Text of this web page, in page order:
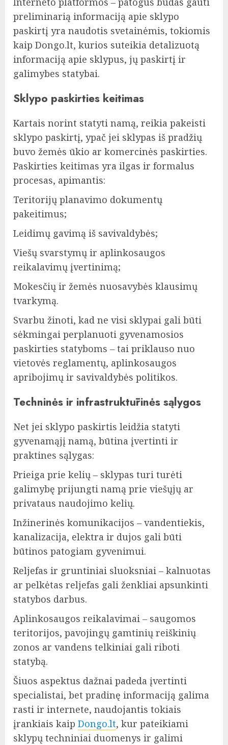
preliminarią informaciją apie sklypo
paskirtį yra naudotis svetainėmis, tokiomis
kaip Dongo.lt, kurios suteikia detalizuotą
informaciją apie sklypus, jų paskirtį ir
galimybes statybai.
Sklypo paskirties keitimas
Kartais norint statyti namą, reikia pakeisti
sklypo paskirtį, ypač jei sklypas iš pradžių
buvo žemės ūkio ar komercinės paskirties.
Paskirties keitimas yra ilgas ir formalus
procesas, apimantis:
Teritorijų planavimo dokumentų
pakeitimus;
Leidimų gavimą iš savivaldybės;
Viešų svarstymų ir aplinkosaugos
reikalavimų įvertinimą;
Mokesčių ir žemės nuosavybės klausimų
tvarkymą.
Svarbu žinoti, kad ne visi sklypai gali būti
sėkmingai perplanuoti gyvenamosios
paskirties statyboms – tai priklauso nuo
vietovės reglamentų, aplinkosaugos
apribojimų ir savivaldybės politikos.
Techninės ir infrastruktūrinės sąlygos
Net jei sklypo paskirtis leidžia statyti
gyvenamąjį namą, būtina įvertinti ir
praktines sąlygas:
Prieiga prie kelių – sklypas turi turėti
galimybę prijungti namą prie viešųjų ar
privataus naudojimo kelių.
Inžinerinės komunikacijos – vandentiekis,
kanalizacija, elektra ir dujos gali būti
būtinos patogiam gyvenimui.
Reljefas ir gruntiniai sluoksniai – kalnuotas
ar pelkėtas reljefas gali ženkliai apsunkinti
statybos darbus.
Aplinkosaugos reikalavimai – saugomos
teritorijos, pavojingų gamtinių reiškinių
zonos ar vandens telkiniai gali riboti
statybą.
Šiuos aspektus dažnai padeda įvertinti
specialistai, bet pradinę informaciją galima
rasti ir internete, naudojantis tokiais
įrankiais kaip Dongo.lt, kur pateikiami
sklypų techniniai duomenys ir galimi